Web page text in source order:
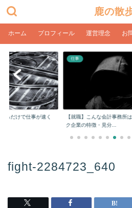
鹿の散
ホーム プロフィール 運営理念 お
るだけで仕事が速く
仕事
【就職】こんな会計事務所
ク企業の特徴・見分...
fight-2284723_640